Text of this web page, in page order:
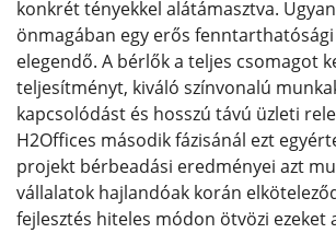
konkrét tényekkel alátámasztva.
önmagában egy erős
elegendő. A bérlők a teljes csomagot
teljesítményt, kiváló színvonalú
kapcsolódást és hosszú távú üzleti
H2Offices második fázisánál ezt
projekt bérbeadási eredményei azt
vállalatok hajlandóak korán
fejlesztés hiteles módon ötvözi ezeket